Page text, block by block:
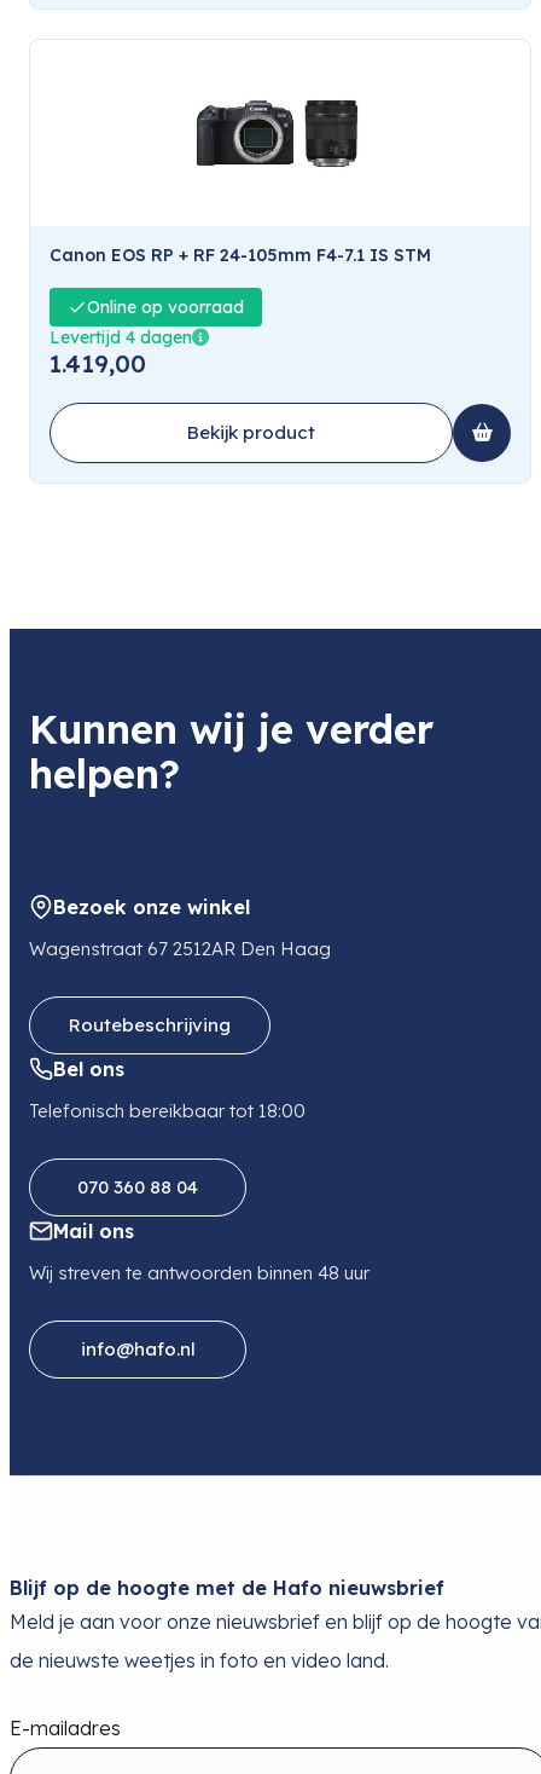
Canon EOS RP + RF 24-105mm F4-7.1 IS STM
Online op voorraad
Levertijd 4 dagen
1.419,00
Bekijk product
Kunnen wij je verder
helpen?
Bezoek onze winkel
Wagenstraat 67 2512AR Den Haag
Routebeschrijving
Bel ons
Telefonisch bereikbaar tot 18:00
070 360 88 04
Mail ons
Wij streven te antwoorden binnen 48 uur
info@hafo.nl
Blijf op de hoogte met de Hafo nieuwsbrief
Meld je aan voor onze nieuwsbrief en blijf op de hoogte
de nieuwste weetjes in foto en video land.
E-mailadres